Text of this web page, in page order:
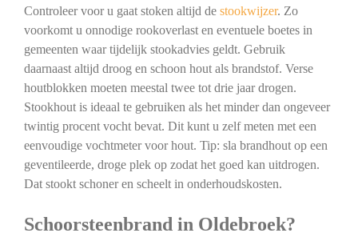
Controleer voor u gaat stoken altijd de stookwijzer. Zo
voorkomt u onnodige rookoverlast en eventuele boetes in
gemeenten waar tijdelijk stookadvies geldt. Gebruik
daarnaast altijd droog en schoon hout als brandstof. Verse
houtblokken moeten meestal twee tot drie jaar drogen.
Stookhout is ideaal te gebruiken als het minder dan ongeveer
twintig procent vocht bevat. Dit kunt u zelf meten met een
eenvoudige vochtmeter voor hout. Tip: sla brandhout op een
geventileerde, droge plek op zodat het goed kan uitdrogen.
Dat stookt schoner en scheelt in onderhoudskosten.
Schoorsteenbrand in Oldebroek?